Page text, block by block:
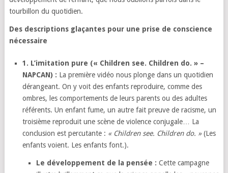
tourbillon du quotidien.
Des descriptions glaçantes pour une prise de conscience
nécessaire
1. L’imitation pure (« Children see. Children do. » –
NAPCAN) : La première vidéo nous plonge dans un quotidien
dérangeant. On y voit des enfants reproduire, comme des
ombres, les comportements de leurs parents ou des adultes
référents. Un enfant fume, un autre fait preuve de racisme, un
troisième reproduit une scène de violence conjugale… La
conclusion est percutante : « Children see. Children do. » (Les
enfants voient. Les enfants font.).
Le développement de la pensée : Cette campagne